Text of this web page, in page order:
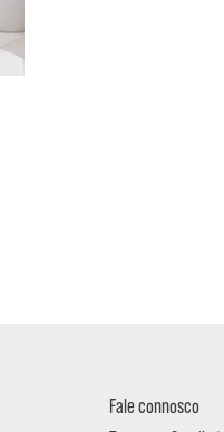
Fale connosco